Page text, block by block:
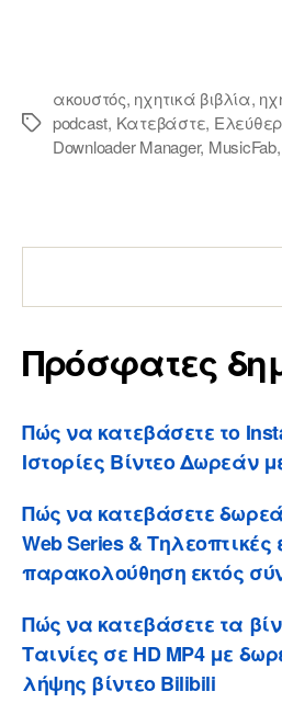
Ετικέτες
ακουστός, ηχητικά βιβλία,
podcast, Κατεβάστε,
Downloader Manager, MusicFab
Πρόσφατες
Πρόσφατες
Πώς να κατεβάσετε το
Ιστορίες Βίντεο Δωρεάν
Πώς να κατεβάσετε
Web Series &
παρακολούθηση εκτός
Πώς να κατεβάσετε τα
Ταινίες σε HD MP4 με
λήψης βίντεο Bilibili